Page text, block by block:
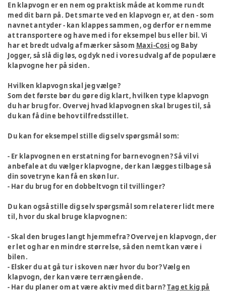
En klapvogn er en nem og praktisk måde at komme rundt
med dit barn på. Det smarte ved en klapvogn er, at den - som
navnet antyder - kan klappes sammen, og derfor er nemme
at transportere og have med i for eksempel bus eller bil. Vi
har et bredt udvalg af mærker såsom Maxi-Cosi og Baby
Jogger, så slå dig løs, og dyk ned i vores udvalg af de populære
klapvogne her på siden.
Hvilken klapvogn skal jeg vælge?
Som det første bør du gøre dig klart, hvilken type klapvogn
du har brug for. Overvej hvad klapvognen skal bruges til, så
du kan få dine behov tilfredsstillet.
Du kan for eksempel stille dig selv spørgsmål som:
- Er klapvognen en erstatning for barnevognen? Så vil vi
anbefale at du vælger klapvogne, der kan lægges tilbage så
din sovetryne kan få en skøn lur.
- Har du brug for en dobbeltvogn til tvillinger?
Du kan også stille dig selv spørgsmål som relaterer lidt mere
til, hvor du skal bruge klapvognen:
- Skal den bruges langt hjemmefra? Overvej en klapvogn, der
er let og har en mindre størrelse, så den nemt kan være i
bilen.
- Elsker du at gå tur i skoven nær hvor du bor? Vælg en
klapvogn, der kan være terrængående.
- Har du planer om at være aktiv med dit barn?Tag et kig på